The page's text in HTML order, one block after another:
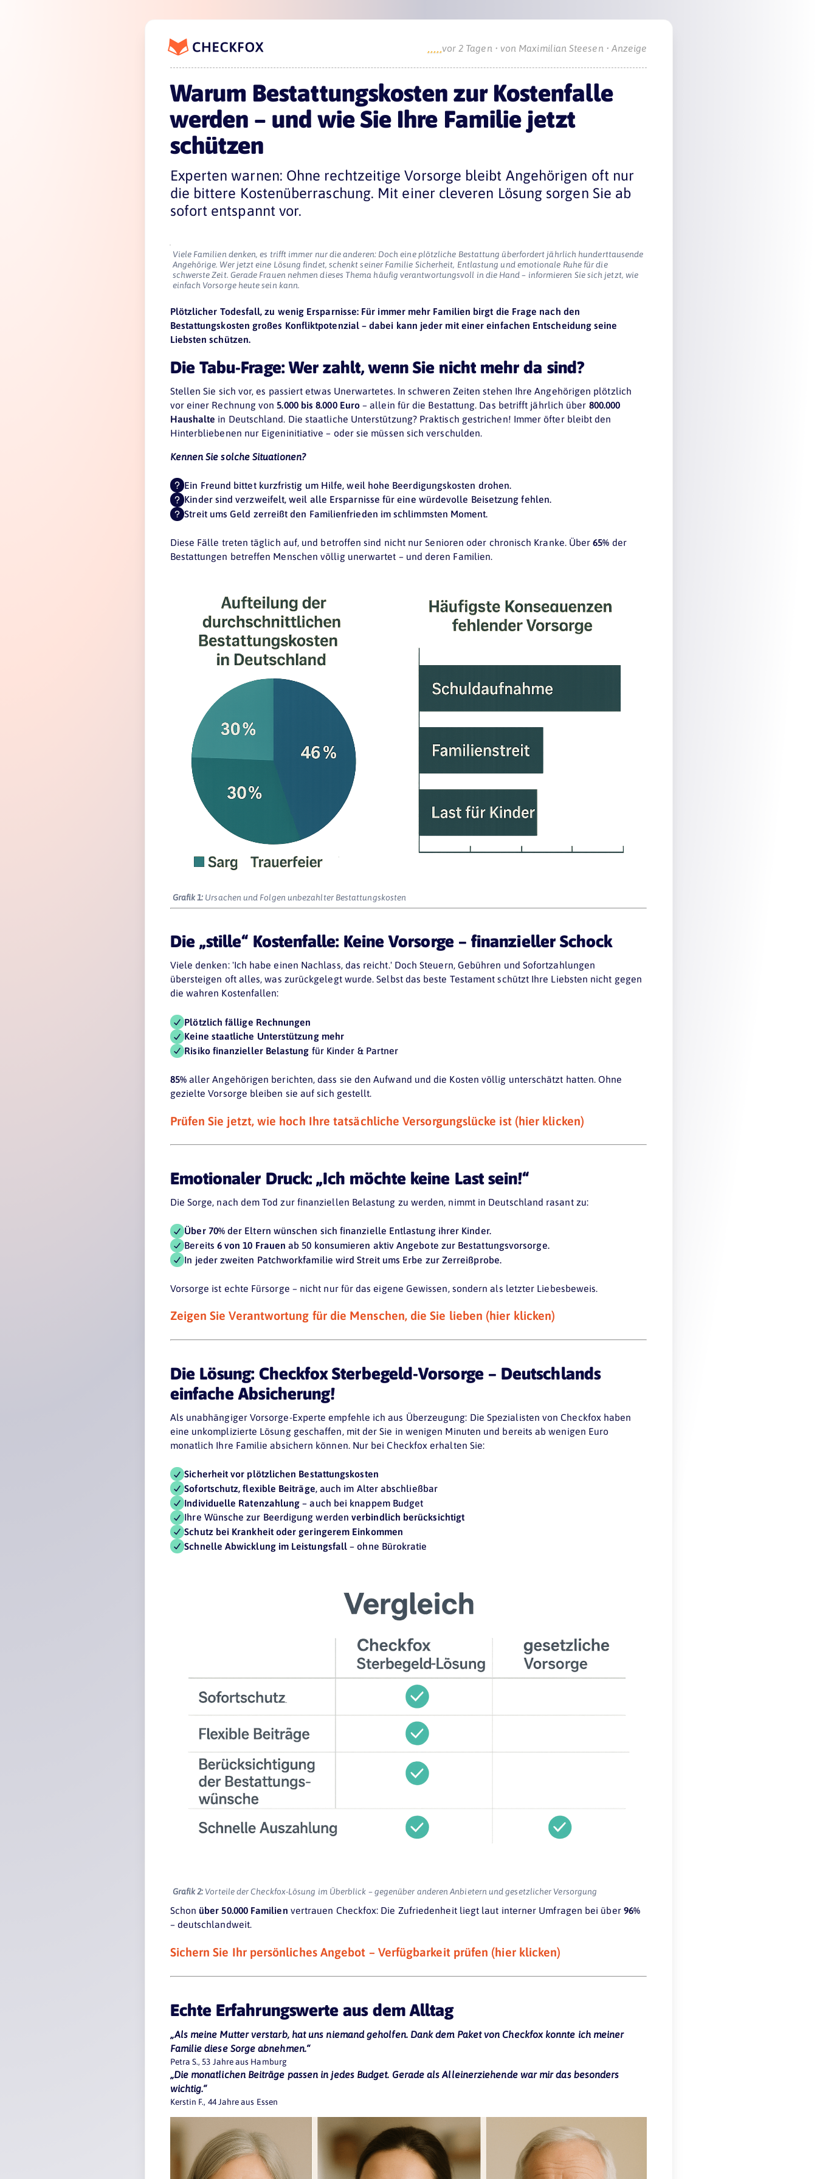
vor 2 Tagen • von Maximilian Steesen • Anzeige
Warum Bestattungskosten zur Kostenfalle
werden – und wie Sie Ihre Familie jetzt
schützen
Experten warnen: Ohne rechtzeitige Vorsorge bleibt Angehörigen oft nur
die bittere Kostenüberraschung. Mit einer cleveren Lösung sorgen Sie ab
sofort entspannt vor.
Viele Familien denken, es trifft immer nur die anderen: Doch eine plötzliche Bestattung überfordert jährlich hunderttausende
Angehörige. Wer jetzt eine Lösung findet, schenkt seiner Familie Sicherheit, Entlastung und emotionale Ruhe für die
schwerste Zeit. Gerade Frauen nehmen dieses Thema häufig verantwortungsvoll in die Hand – informieren Sie sich jetzt, wie
einfach Vorsorge heute sein kann.
Plötzlicher Todesfall, zu wenig Ersparnisse: Für immer mehr Familien birgt die Frage nach den
Bestattungskosten großes Konfliktpotenzial – dabei kann jeder mit einer einfachen Entscheidung seine
Liebsten schützen.
Die Tabu-Frage: Wer zahlt, wenn Sie nicht mehr da sind?
Stellen Sie sich vor, es passiert etwas Unerwartetes. In schweren Zeiten stehen Ihre Angehörigen plötzlich
vor einer Rechnung von5.000 bis 8.000 Euro – allein für die Bestattung. Das betrifft jährlich über 800.000
Haushalte in Deutschland. Die staatliche Unterstützung? Praktisch gestrichen! Immer öfter bleibt den
Hinterbliebenen nur Eigeninitiative – oder sie müssen sich verschulden.
Kennen Sie solche Situationen?
Ein Freund bittet kurzfristig um Hilfe, weil hohe Beerdigungskosten drohen.
Kinder sind verzweifelt, weil alle Ersparnisse für eine würdevolle Beisetzung fehlen.
Streit ums Geld zerreißt den Familienfrieden im schlimmsten Moment.
Diese Fälle treten täglich auf, und betroffen sind nicht nur Senioren oder chronisch Kranke. Über65% der
Bestattungen betreffen Menschen völlig unerwartet – und deren Familien.
Grafik 1: Ursachen und Folgen unbezahlter Bestattungskosten
Die „stille“ Kostenfalle: Keine Vorsorge – finanzieller Schock
Viele denken: 'Ich habe einen Nachlass, das reicht.' Doch Steuern, Gebühren und Sofortzahlungen
übersteigen oft alles, was zurückgelegt wurde. Selbst das beste Testament schützt Ihre Liebsten nicht gegen
die wahren Kostenfallen:
Plötzlich fällige Rechnungen
Keine staatliche Unterstützung mehr
Risiko finanzieller Belastung für Kinder & Partner
85%aller Angehörigen berichten, dass sie den Aufwand und die Kosten völlig unterschätzt hatten. Ohne
gezielte Vorsorge bleiben sie auf sich gestellt.
Prüfen Sie jetzt, wie hoch Ihre tatsächliche Versorgungslücke ist (hier klicken)
Emotionaler Druck: „Ich möchte keine Last sein!“
Die Sorge, nach dem Tod zur finanziellen Belastung zu werden, nimmt in Deutschland rasant zu:
Über 70%der Eltern wünschen sich finanzielle Entlastung ihrer Kinder.
Bereits 6 von 10 Frauen ab 50 konsumieren aktiv Angebote zur Bestattungsvorsorge.
In jeder zweiten Patchworkfamilie wird Streit ums Erbe zur Zerreißprobe.
Vorsorge ist echte Fürsorge – nicht nur für das eigene Gewissen, sondern als letzter Liebesbeweis.
Zeigen Sie Verantwortung für die Menschen, die Sie lieben (hier klicken)
Die Lösung: Checkfox Sterbegeld-Vorsorge – Deutschlands
einfache Absicherung!
Als unabhängiger Vorsorge-Experte empfehle ich aus Überzeugung: Die Spezialisten von Checkfox haben
eine unkomplizierte Lösung geschaffen, mit der Sie in wenigen Minuten und bereits ab wenigen Euro
monatlich Ihre Familie absichern können. Nur bei Checkfox erhalten Sie:
Sicherheit vor plötzlichen Bestattungskosten
Sofortschutz, flexible Beiträge, auch im Alter abschließbar
Individuelle Ratenzahlung – auch bei knappem Budget
Ihre Wünsche zur Beerdigung werdenverbindlich berücksichtigt
Schutz bei Krankheit oder geringerem Einkommen
Schnelle Abwicklung im Leistungsfall – ohne Bürokratie
Grafik 2: Vorteile der Checkfox-Lösung im Überblick – gegenüber anderen Anbietern und gesetzlicher Versorgung
Schon über 50.000 Familien vertrauen Checkfox: Die Zufriedenheit liegt laut interner Umfragen bei über 96%
– deutschlandweit.
Sichern Sie Ihr persönliches Angebot – Verfügbarkeit prüfen (hier klicken)
Echte Erfahrungswerte aus dem Alltag
„Als meine Mutter verstarb, hat uns niemand geholfen. Dank dem Paket von Checkfox konnte ich meiner
Familie diese Sorge abnehmen.“
Petra S., 53 Jahre aus Hamburg
„Die monatlichen Beiträge passen in jedes Budget. Gerade als Alleinerziehende war mir das besonders
wichtig.“
Kerstin F., 44 Jahre aus Essen